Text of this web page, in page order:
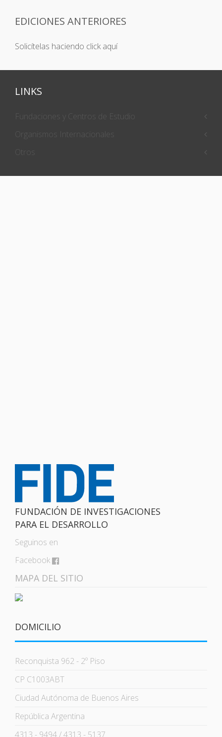
EDICIONES ANTERIORES
Solicítelas haciendo click aquí
LINKS
Fundaciones y Centros de Estudio
Organismos Internacionales
Otros
FUNDACIÓN DE INVESTIGACIONES
PARA EL DESARROLLO
Seguinos en
Facebook
MAPA DEL SITIO
DOMICILIO
Reconquista 962 - 2º Piso
CP C1003ABT
Ciudad Autónoma de Buenos Aires
República Argentina
4313 - 9494 / 4313 - 5137